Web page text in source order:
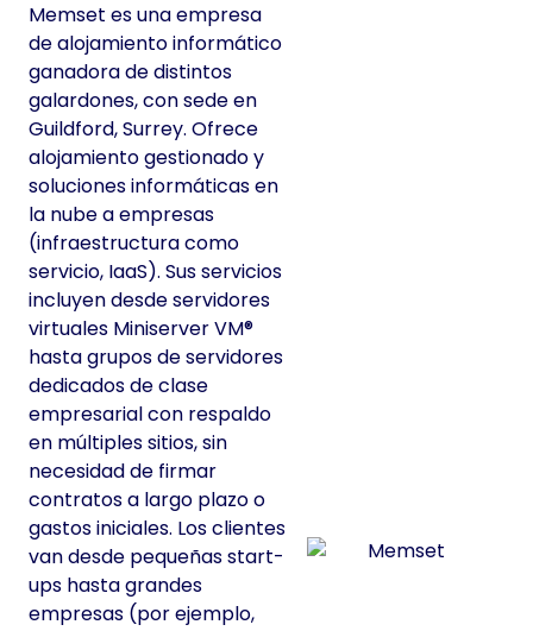
Memset es una empresa
de alojamiento informático
ganadora de distintos
galardones, con sede en
Guildford, Surrey. Ofrece
alojamiento gestionado y
soluciones informáticas en
la nube a empresas
(infraestructura como
servicio, IaaS). Sus servicios
incluyen desde servidores
virtuales Miniserver VM®
hasta grupos de servidores
dedicados de clase
empresarial con respaldo
en múltiples sitios, sin
necesidad de firmar
contratos a largo plazo o
gastos iniciales. Los clientes
van desde pequeñas start-
ups hasta grandes
empresas (por ejemplo,